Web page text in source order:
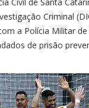
Criminal
a Polícia Militar de
de prisão
fazem parte